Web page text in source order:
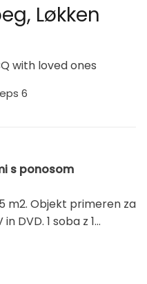
Løkken
with loved ones
6
s ponosom
m2. Objekt primeren za
DVD. 1 soba z 1
pomivalni stroj,